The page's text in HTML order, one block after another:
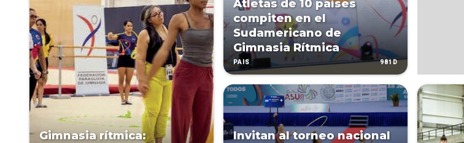
Gimnasia rítmica:
Atletas de 10 países
compiten en el
Sudamericano de
Gimnasia Rítmica
PAÍS 981D
Invitan al torneo nacional